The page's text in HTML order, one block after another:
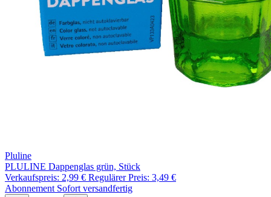
Pluline
PLULINE Dappenglas grün, Stück
Verkaufspreis: 2,99 € Regulärer Preis: 3,49 €
Abonnement Sofort versandfertig